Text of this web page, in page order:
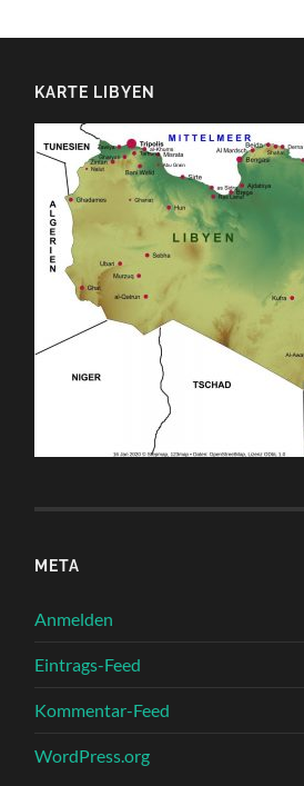
KARTE LIBYEN
META
Anmelden
Eintrags-Feed
Kommentar-Feed
WordPress.org